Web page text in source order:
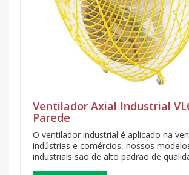
Ventilador Axial Industrial
Parede
O ventilador industrial é aplicado na
indústrias e comércios, nossos modelos
industriais são de alto padrão de qualidade